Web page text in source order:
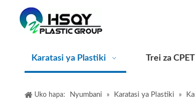
Karatasi ya Plastiki Trei za CPET
Uko hapa: Nyumbani » Karatasi ya Plastiki »